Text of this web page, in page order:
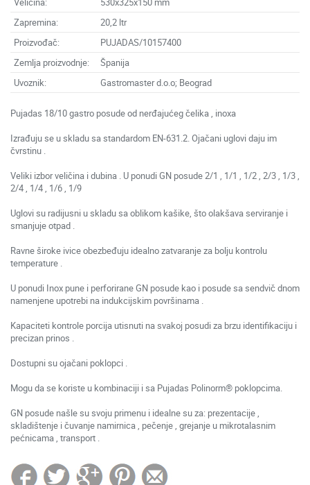
Zapremina:
20,2 ltr
Proizvođač:
PUJADAS/10157400
Zemlja proizvodnje:
Španija
Uvoznik:
Gastromaster d.o.o; Beograd
Pujadas 18/10 gastro posude od nerđajućeg čelika , inoxa
Izrađuju se u skladu sa standardom EN-631.2. Ojačani uglovi daju im
čvrstinu .
Veliki izbor veličina i dubina . U ponudi GN posude 2/1 , 1/1 , 1/2 , 2/3 , 1/3 ,
2/4 , 1/4 , 1/6 , 1/9
Uglovi su radijusni u skladu sa oblikom kašike, što olakšava serviranje i
smanjuje otpad .
Ravne široke ivice obezbeđuju idealno zatvaranje za bolju kontrolu
temperature .
U ponudi Inox pune i perforirane GN posude kao i posude sa sendvič dnom
namenjene upotrebi na indukcijskim površinama .
Kapaciteti kontrole porcija utisnuti na svakoj posudi za brzu identifikaciju i
precizan prinos .
Dostupni su ojačani poklopci .
Mogu da se koriste u kombinaciji i sa Pujadas Polinorm® poklopcima.
GN posude našle su svoju primenu i idealne su za: prezentacije ,
skladištenje i čuvanje namirnica , pečenje , grejanje u mikrotalasnim
pećnicama , transport .